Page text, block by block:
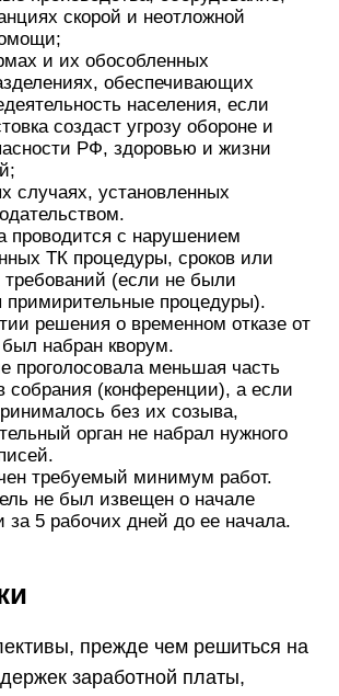
скорой и неотложной
и их обособленных
обеспечивающих
населения, если
создаст угрозу обороне и
РФ, здоровью и жизни
случаях, установленных
проводится с нарушением
ТК процедуры, сроков или
требований (если не были
примирительные процедуры).
решения о временном отказе от
набран кворум.
проголосовала меньшая часть
собрания (конференции), а если
без их созыва,
орган не набрал нужного
требуемый минимум работ.
не был извещен о начале
за 5 рабочих дней до ее начала.
прежде чем решиться на
заработной платы,